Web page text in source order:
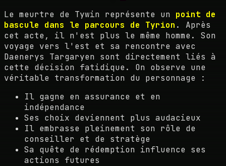
Le meurtre de Tywin représente un point de
bascule dans le parcours de Tyrion . Après
cet acte, il n'est plus le même homme. Son
voyage vers l'est et sa rencontre avec
Daenerys Targaryen sont directement liés à
cette décision fatidique. On observe une
véritable transformation du personnage :
Il gagne en assurance et en
indépendance
Ses choix deviennent plus audacieux
Il embrasse pleinement son rôle de
conseiller et de stratège
Sa quête de rédemption influence ses
actions futures